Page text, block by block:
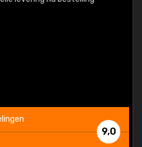
9,0